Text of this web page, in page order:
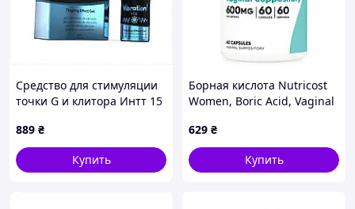
Средство для стимуляции
точки G и клитора Интт 15
889 ₴
Купить
Борная кислота Nutricost
Women, Boric Acid, Vaginal
Capsules
629 ₴
Купить